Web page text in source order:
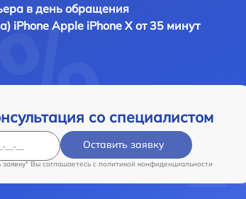
в день обращения
iPhone Apple iPhone X от 35 минут
со специалистом
Оставить заявку
Вы соглашаетесь c политикой конфиденциальности